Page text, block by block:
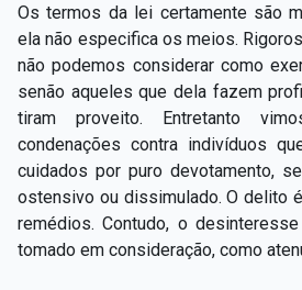
Os termos da lei certamente são
ela não especifica os meios.
não podemos considerar como
senão aqueles que dela fazem
tiram proveito. Entretanto
condenações contra indivíduos
cuidados por puro devotamento,
ostensivo ou dissimulado. O delito
remédios. Contudo, o
tomado em consideração, como